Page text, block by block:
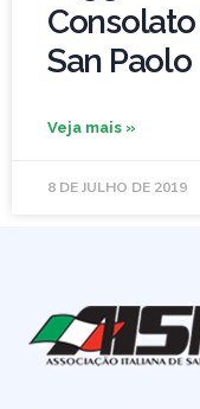
Consolato
San Paolo
Veja mais »
8 DE JULHO DE 2019